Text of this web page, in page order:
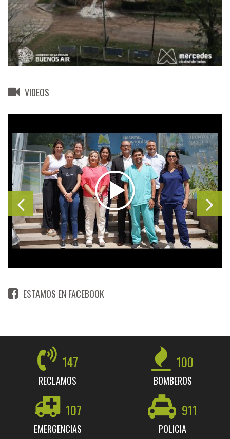
VIDEOS
ESTAMOS EN FACEBOOK
147
RECLAMOS
100
BOMBEROS
107
EMERGENCIAS
911
POLICIA